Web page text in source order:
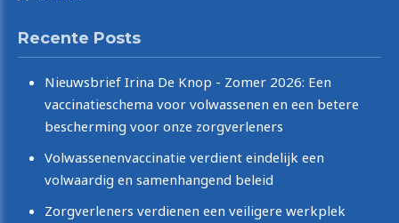
Recente Posts
Nieuwsbrief Irina De Knop - Zomer 2026: Een
vaccinatieschema voor volwassenen en een betere
bescherming voor onze zorgverleners
Volwassenenvaccinatie verdient eindelijk een
volwaardig en samenhangend beleid
Zorgverleners verdienen een veiligere werkplek